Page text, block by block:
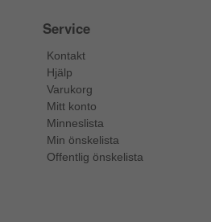
Service
Kontakt
Hjälp
Varukorg
Mitt konto
Minneslista
Min önskelista
Offentlig önskelista